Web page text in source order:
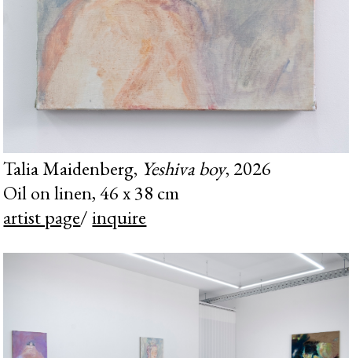
Talia Maidenberg, Yeshiva boy, 2026
Oil on linen, 46 x 38 cm
artist page/inquire